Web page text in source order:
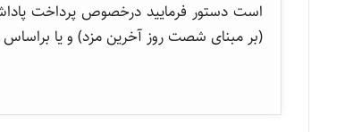
(بر مبنای شصت روز آخرین مزد) و یا براساس